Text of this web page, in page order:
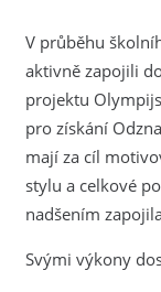
V průběhu
aktivně zapojili
projektu
pro získání
mají za cíl
stylu a celkové
nadšením
Svými výkony